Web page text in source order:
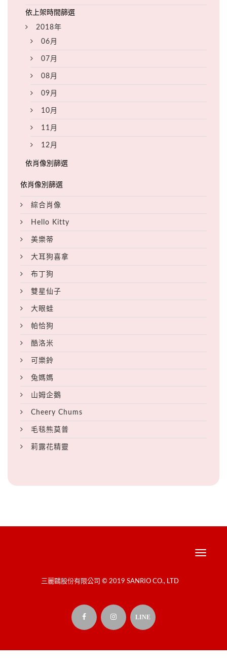
2018年
06月
07月
08月
09月
10月
11月
12月
綜合肖像
Hello Kitty
美樂蒂
大耳狗喜拿
布丁狗
雙星仙子
大眼蛙
帕恰狗
酷洛米
可樂鈴
兔媽媽
山姆企鵝
Cheery Chums
毛毯熊莫普
莉露花精靈
Toggle
三麗鷗股份有限公司 © 2019 SANRIO CO., LTD